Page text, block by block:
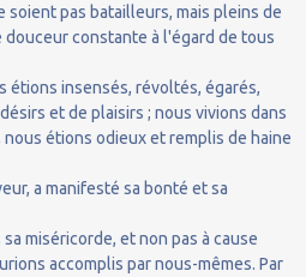
pas batailleurs, mais pleins de
constante à l'égard de tous
étions insensés, révoltés, égarés,
et de plaisirs ; nous vivions dans
étions odieux et remplis de haine
a manifesté sa bonté et sa
miséricorde, et non pas à cause
accomplis par nous-mêmes. Par